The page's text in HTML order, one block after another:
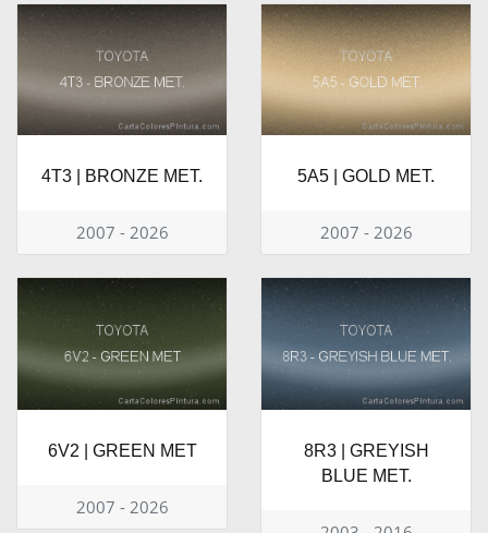
4T3 | BRONZE MET.
2007 - 2026
5A5 | GOLD MET.
2007 - 2026
6V2 | GREEN MET
2007 - 2026
8R3 | GREYISH
BLUE MET.